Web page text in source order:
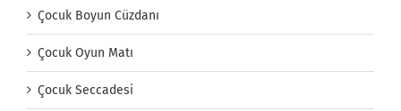
Çocuk Boyun Cüzdanı
Çocuk Oyun Matı
Çocuk Seccadesi